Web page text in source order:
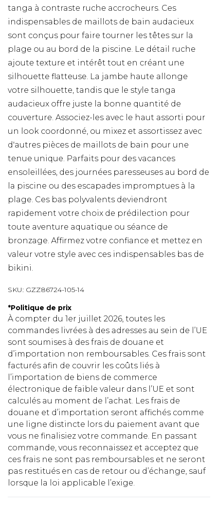
tanga à contraste ruche accrocheurs. Ces
indispensables de maillots de bain audacieux
sont conçus pour faire tourner les têtes sur la
plage ou au bord de la piscine. Le détail ruche
ajoute texture et intérêt tout en créant une
silhouette flatteuse. La jambe haute allonge
votre silhouette, tandis que le style tanga
audacieux offre juste la bonne quantité de
couverture. Associez-les avec le haut assorti pour
un look coordonné, ou mixez et assortissez avec
d'autres pièces de maillots de bain pour une
tenue unique. Parfaits pour des vacances
ensoleillées, des journées paresseuses au bord de
la piscine ou des escapades impromptues à la
plage. Ces bas polyvalents deviendront
rapidement votre choix de prédilection pour
toute aventure aquatique ou séance de
bronzage. Affirmez votre confiance et mettez en
valeur votre style avec ces indispensables bas de
bikini.
SKU: GZZ86724-105-14
*Politique de prix
À compter du 1er juillet 2026, toutes les
commandes livrées à des adresses au sein de l’UE
sont soumises à des frais de douane et
d’importation non remboursables. Ces frais sont
facturés afin de couvrir les coûts liés à
l’importation de biens de commerce
électronique de faible valeur dans l’UE et sont
calculés au moment de l’achat. Les frais de
douane et d’importation seront affichés comme
une ligne distincte lors du paiement avant que
vous ne finalisiez votre commande. En passant
commande, vous reconnaissez et acceptez que
ces frais ne sont pas remboursables et ne seront
pas restitués en cas de retour ou d’échange, sauf
lorsque la loi applicable l’exige.